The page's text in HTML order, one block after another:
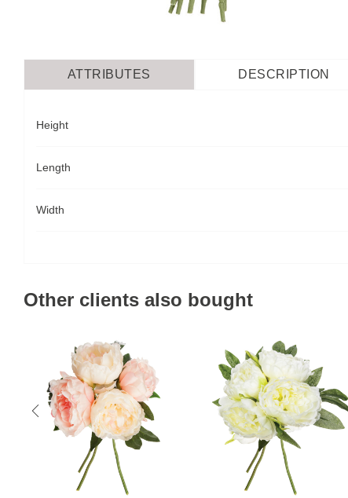
ATTRIBUTES DESCRIPTION
Height
Length
Width
Other clients also bought